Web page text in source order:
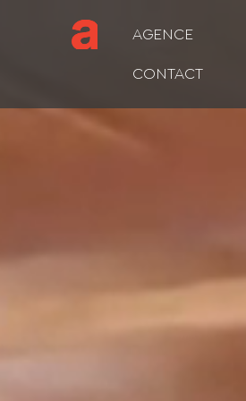
AGENCE
CONTACT